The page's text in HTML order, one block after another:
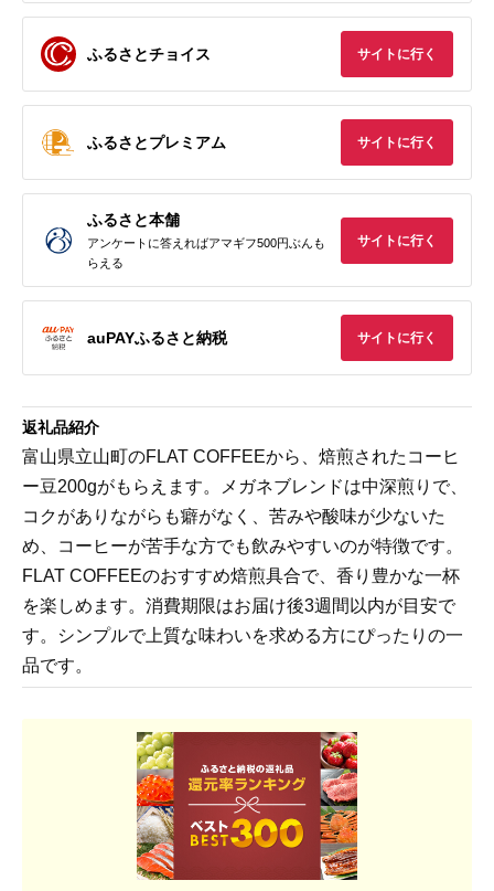
ふるさとチョイス サイトに行く
ふるさとプレミアム サイトに行く
ふるさと本舗
アンケートに答えればアマギフ500円ぶんも
らえる
サイトに行く
auPAYふるさと納税 サイトに行く
返礼品紹介
富山県立山町のFLAT COFFEEから、焙煎されたコーヒ
ー豆200gがもらえます。メガネブレンドは中深煎りで、
コクがありながらも癖がなく、苦みや酸味が少ないた
め、コーヒーが苦手な方でも飲みやすいのが特徴です。
FLAT COFFEEのおすすめ焙煎具合で、香り豊かな一杯
を楽しめます。消費期限はお届け後3週間以内が目安で
す。シンプルで上質な味わいを求める方にぴったりの一
品です。